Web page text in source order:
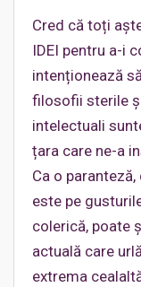
Cred că toți
IDEI pentru a-i
intenționează
filosofii sterile
intelectuali
țara care ne-a
Ca o
este pe
colerică, poate
actuală care
extrema